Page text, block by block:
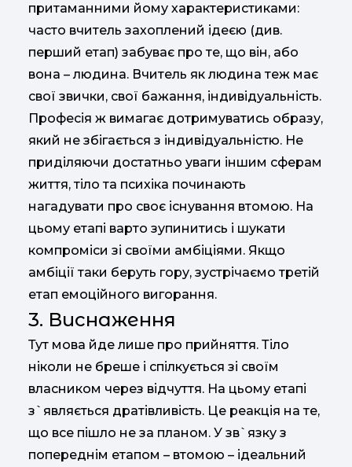
притаманними йому характеристиками:
часто вчитель захоплений ідеєю (див.
перший етап) забуває про те, що він, або
вона – людина. Вчитель як людина теж має
свої звички, свої бажання, індивідуальність.
Професія ж вимагає дотримуватись образу,
який не збігається з індивідуальністю. Не
приділяючи достатньо уваги іншим сферам
життя, тіло та психіка починають
нагадувати про своє існування втомою. На
цьому етапі варто зупинитись і шукати
компроміси зі своїми амбіціями. Якщо
амбіції таки беруть гору, зустрічаємо третій
етап емоційного вигорання.
3. Виснаження
Тут мова йде лише про прийняття. Тіло
ніколи не бреше і спілкується зі своїм
власником через відчуття. На цьому етапі
з`являється дратівливість. Це реакція на те,
що все пішло не за планом. У зв`язку з
попереднім етапом – втомою – ідеальний